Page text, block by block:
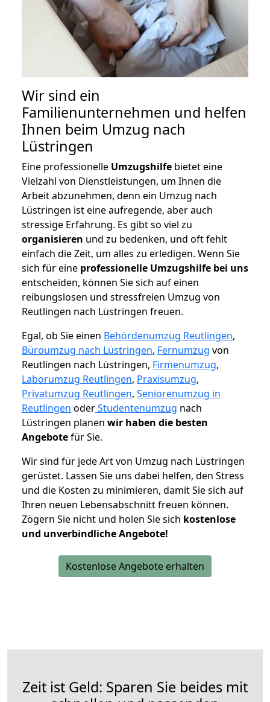
Wir sind ein
Familienunternehmen und helfen
Ihnen beim Umzug nach
Lüstringen
Eine professionelle Umzugshilfe bietet eine
Vielzahl von Dienstleistungen, um Ihnen die
Arbeit abzunehmen, denn ein Umzug nach
Lüstringen ist eine aufregende, aber auch
stressige Erfahrung. Es gibt so viel zu
organisieren und zu bedenken, und oft fehlt
einfach die Zeit, um alles zu erledigen. Wenn Sie
sich für eine professionelle Umzugshilfe bei uns
entscheiden, können Sie sich auf einen
reibungslosen und stressfreien Umzug von
Reutlingen nach Lüstringen freuen.
Egal, ob Sie einen Behördenumzug Reutlingen,
Büroumzug nach Lüstringen, Fernumzug von
Reutlingen nach Lüstringen, Firmenumzug,
Laborumzug Reutlingen, Praxisumzug,
Privatumzug Reutlingen, Seniorenumzug in
Reutlingen oderStudentenumzug nach
Lüstringen planen wir haben die besten
Angebotefür Sie.
Wir sind für jede Art von Umzug nach Lüstringen
gerüstet. Lassen Sie uns dabei helfen, den Stress
und die Kosten zu minimieren, damit Sie sich auf
Ihren neuen Lebensabschnitt freuen können.
Zögern Sie nicht und holen Sie sich kostenlose
und unverbindliche Angebote!
Kostenlose Angebote erhalten
Zeit ist Geld: Sparen Sie beides mit